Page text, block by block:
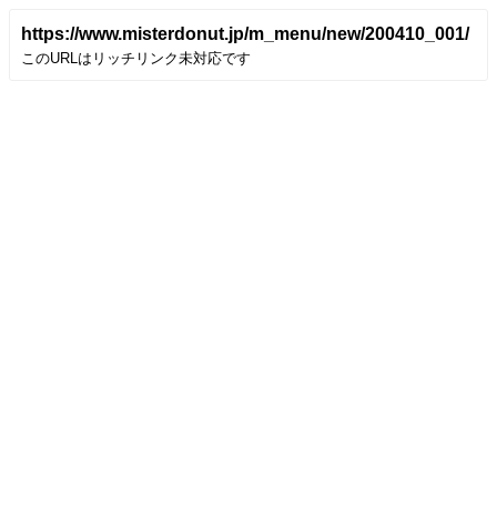
https://www.misterdonut.jp/m_menu/new/200410_001/
このURLはリッチリンク未対応です